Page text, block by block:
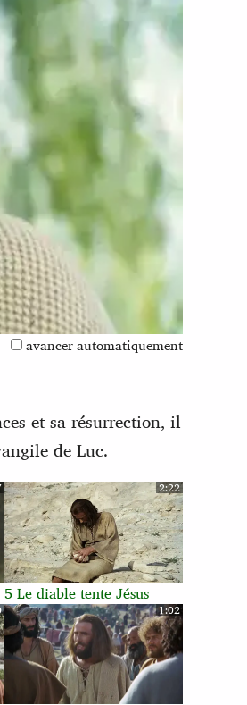
avancer automatiquement
et sa résurrection, il
de Luc.
2:22
5 Le diable tente Jésus
1:02